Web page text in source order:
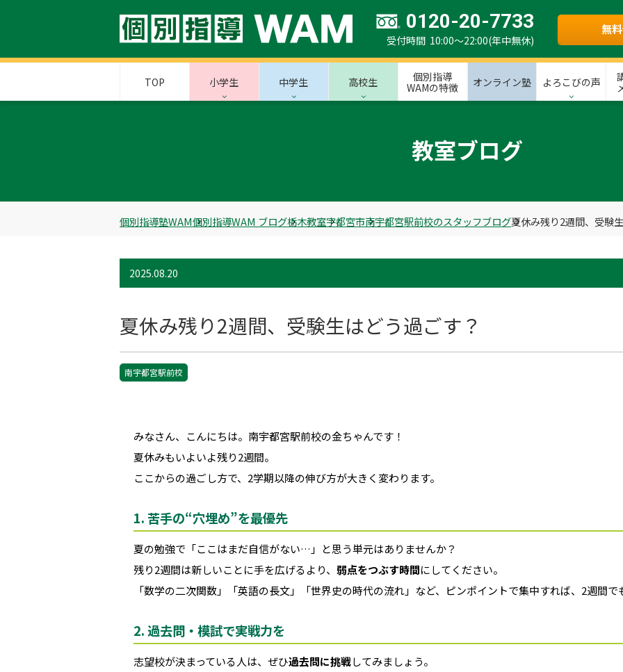
0120-20-7733
受付時間 10:00～22:00(年中無休)
無
TOP 小学生 中学生 高校生
個別指導
WAMの特徴
オンライン塾 よろこびの声
教室ブログ
個別指導塾WAM個別指導WAM ブログ栃木教室宇都宮市南宇都宮駅前校のスタッフブログ夏休み残り2週間、受験
2025.08.20
夏休み残り2週間、受験生はどう過ごす？
南宇都宮駅前校
みなさん、こんにちは。南宇都宮駅前校の金ちゃんです！
夏休みもいよいよ残り2週間。
ここからの過ごし方で、2学期以降の伸び方が大きく変わります。
1. 苦手の“穴埋め”を最優先
夏の勉強で「ここはまだ自信がない…」と思う単元はありませんか？
残り2週間は新しいことに手を広げるより、 弱点をつぶす時間にしてください。
「数学の二次関数」「英語の長文」「世界史の時代の流れ」など、ピンポイントで集中すれば、2週間で
2. 過去問・模試で実戦力を
志望校が決まっている人は、ぜひ過去問に挑戦してみましょう。